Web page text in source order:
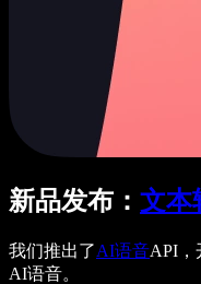
新品发布： 文本
我们推出了AI语音API，
AI语音。